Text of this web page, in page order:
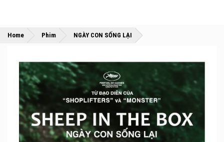
Home »
Phim »
NGÀY CON SỐNG LẠI